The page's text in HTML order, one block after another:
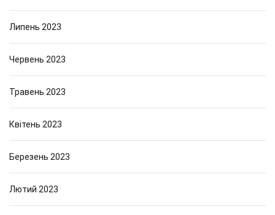
Липень 2023
Червень 2023
Травень 2023
Квітень 2023
Березень 2023
Лютий 2023